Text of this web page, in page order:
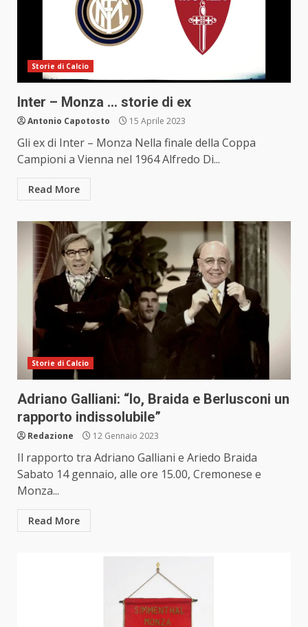
Storie di Calcio
Inter – Monza … storie di ex
Antonio Capotosto 15 Aprile 2023
Gli ex di Inter – Monza Nella finale della Coppa
Campioni a Vienna nel 1964 Alfredo Di...
Read More
Storie di Calcio
Adriano Galliani: “Io, Braida e Berlusconi un
rapporto indissolubile”
Redazione 12 Gennaio 2023
Il rapporto tra Adriano Galliani e Ariedo Braida
Sabato 14 gennaio, alle ore 15.00, Cremonese e
Monza...
Read More